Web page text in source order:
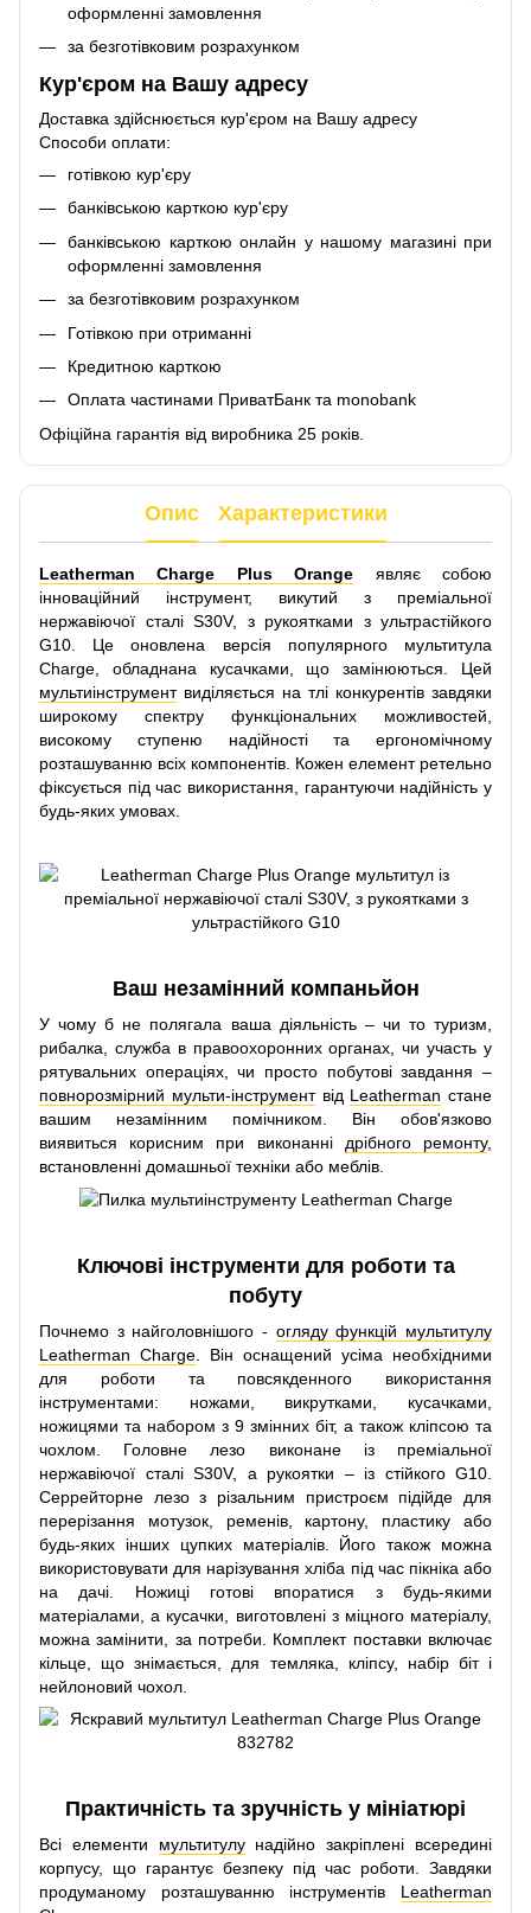
оформленні замовлення
за безготівковим розрахунком
Кур'єром на Вашу адресу
Доставка здійснюється кур'єром на Вашу адресу
Способи оплати:
готівкою кур'єру
банківською карткою кур'єру
банківською карткою онлайн у нашому магазині при
оформленні замовлення
за безготівковим розрахунком
Готівкою при отриманні
Кредитною карткою
Оплата частинами ПриватБанк та monobank
Офіційна гарантія від виробника 25 років.
Опис Характеристики
Leatherman Charge Plus Orange являє собою
інноваційний інструмент, викутий з преміальної
нержавіючої сталі S30V, з рукоятками з ультрастійкого
G10. Це оновлена версія популярного мультитула
Charge, обладнана кусачками, що замінюються. Цей
мультиінструментвиділяється на тлі конкурентів завдяки
широкому спектру функціональних можливостей,
високому ступеню надійності та ергономічному
розташуванню всіх компонентів. Кожен елемент ретельно
фіксується під час використання, гарантуючи надійність у
будь-яких умовах.
Ваш незамінний компаньйон
У чому б не полягала ваша діяльність – чи то туризм,
рибалка, служба в правоохоронних органах, чи участь у
рятувальних операціях, чи просто побутові завдання –
повнорозмірний мульти-інструментвід Leatherman стане
вашим незамінним помічником. Він обов'язково
виявиться корисним при виконанні дрібного ремонту,
встановленні домашньої техніки або меблів.
Ключові інструменти для роботи та
побуту
Почнемо з найголовнішого - огляду функцій мультитулу
Leatherman Charge . Він оснащений усіма необхідними
для роботи та повсякденного використання
інструментами: ножами, викрутками, кусачками,
ножицями та набором з 9 змінних біт, а також кліпсою та
чохлом. Головне лезо виконане із преміальної
нержавіючої сталі S30V, а рукоятки – із стійкого G10.
Серрейторне лезо з різальним пристроєм підійде для
перерізання мотузок, ременів, картону, пластику або
будь-яких інших цупких матеріалів. Його також можна
використовувати для нарізування хліба під час пікніка або
на дачі. Ножиці готові впоратися з будь-якими
матеріалами, а кусачки, виготовлені з міцного матеріалу,
можна замінити, за потреби. Комплект поставки включає
кільце, що знімається, для темляка, кліпсу, набір біт і
нейлоновий чохол.
Практичність та зручність у мініатюрі
Всі елементи мультитулунадійно закріплені всередині
корпусу, що гарантує безпеку під час роботи. Завдяки
продуманому розташуванню інструментів Leatherman